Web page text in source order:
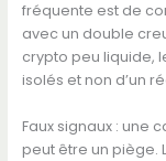
fréquente est de
avec un double
crypto peu liquide,
isolés et non d’un
Faux signaux : une
peut être un piège.